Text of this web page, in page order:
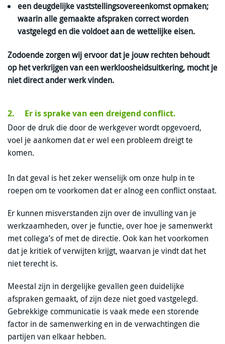
een deugdelijke vaststellingsovereenkomst opmaken;
waarin alle gemaakte afspraken correct worden
vastgelegd en die voldoet aan de wettelijke eisen.
Zodoende zorgen wij ervoor dat je jouw rechten behoudt
op het verkrijgen van een werkloosheidsuitkering, mocht je
niet direct ander werk vinden.
2. Er is sprake van een dreigend conflict.
Door de druk die door de werkgever wordt opgevoerd,
voel je aankomen dat er wel een probleem dreigt te
komen.
In dat geval is het zeker wenselijk om onze hulp in te
roepen om te voorkomen dat er alnog een conflict onstaat.
Er kunnen misverstanden zijn over de invulling van je
werkzaamheden, over je functie, over hoe je samenwerkt
met collega’s of met de directie. Ook kan het voorkomen
dat je kritiek of verwijten krijgt, waarvan je vindt dat het
niet terecht is.
Meestal zijn in dergelijke gevallen geen duidelijke
afspraken gemaakt, of zijn deze niet goed vastgelegd.
Gebrekkige communicatie is vaak mede een storende
factor in de samenwerking en in de verwachtingen die
partijen van elkaar hebben.